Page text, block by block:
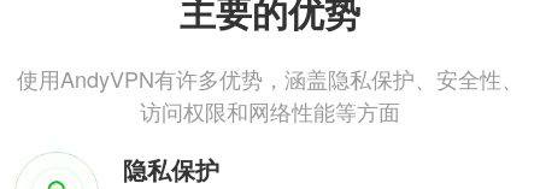
主要的优势
使用AndyVPN有许多优势，涵盖隐私保护、安全性、
访问权限和网络性能等方面
隐私保护